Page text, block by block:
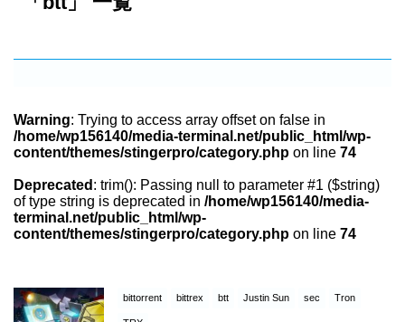
Warning: Trying to access array offset on false in
/home/wp156140/media-terminal.net/public_html/wp-
content/themes/stingerpro/category.php on line 74
Deprecated : trim(): Passing null to parameter #1 ($string)
of type string is deprecated in /home/wp156140/media-
terminal.net/public_html/wp-
content/themes/stingerpro/category.php on line 74
bittorrent bittrex btt Justin Sun sec Tron